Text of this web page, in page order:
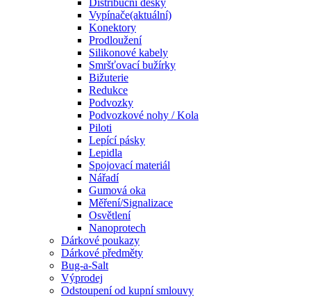
Distribuční desky
Vypínače(aktuální)
Konektory
Prodloužení
Silikonové kabely
Smršťovací bužírky
Bižuterie
Redukce
Podvozky
Podvozkové nohy / Kola
Piloti
Lepící pásky
Lepidla
Spojovací materiál
Nářadí
Gumová oka
Měření/Signalizace
Osvětlení
Nanoprotech
Dárkové poukazy
Dárkové předměty
Bug-a-Salt
Výprodej
Odstoupení od kupní smlouvy